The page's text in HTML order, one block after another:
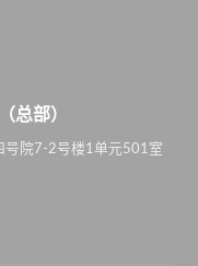
总部）
号院7-2号楼1单元501室